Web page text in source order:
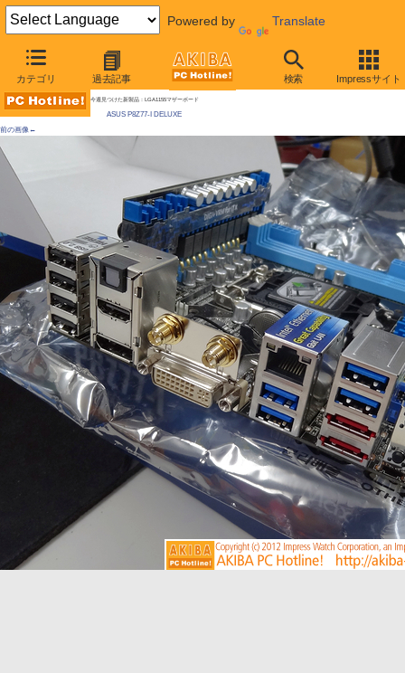
Powered by Translate
カテゴリ 過去記事 検索 Impressサイト
AKIBA PC Hotline!
[拡大画像]電源強化のZ77搭載Mini-ITXマザーが発売に、ASUS製 / VRMが別基板
今週見つけた新製品：LGA1155マザーボード
ASUS P8Z77-I DELUXE
前の画像←